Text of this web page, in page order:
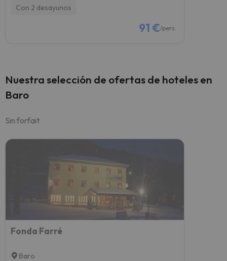
Con 2 desayunos
91 €/pers.
Nuestra selección de ofertas de hoteles en
Baro
Sin forfait
Fonda Farré
Baro